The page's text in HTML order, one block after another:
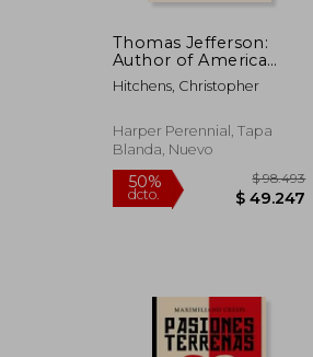
50%
dcto. $
Thomas Jefferson:
Author of America
(Eminent Lives) (en
Inglés)
Hitchens, Christopher
Harper Perennial, Tapa
Blanda, Nuevo